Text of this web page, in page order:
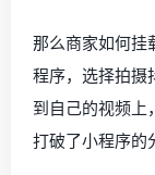
那么商家如何挂
程序，选择拍摄
到自己的视频上
打破了小程序的